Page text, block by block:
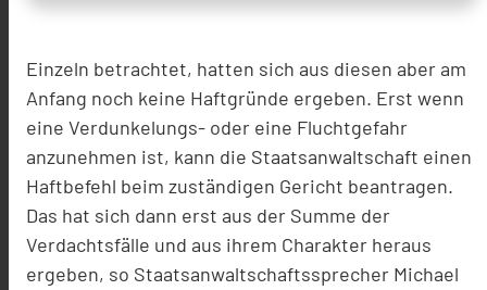
Einzeln betrachtet, hatten sich aus diesen aber am
Anfang noch keine Haftgründe ergeben. Erst wenn
eine Verdunkelungs- oder eine Fluchtgefahr
anzunehmen ist, kann die Staatsanwaltschaft einen
Haftbefehl beim zuständigen Gericht beantragen.
Das hat sich dann erst aus der Summe der
Verdachtsfälle und aus ihrem Charakter heraus
ergeben, so Staatsanwaltschaftssprecher Michael